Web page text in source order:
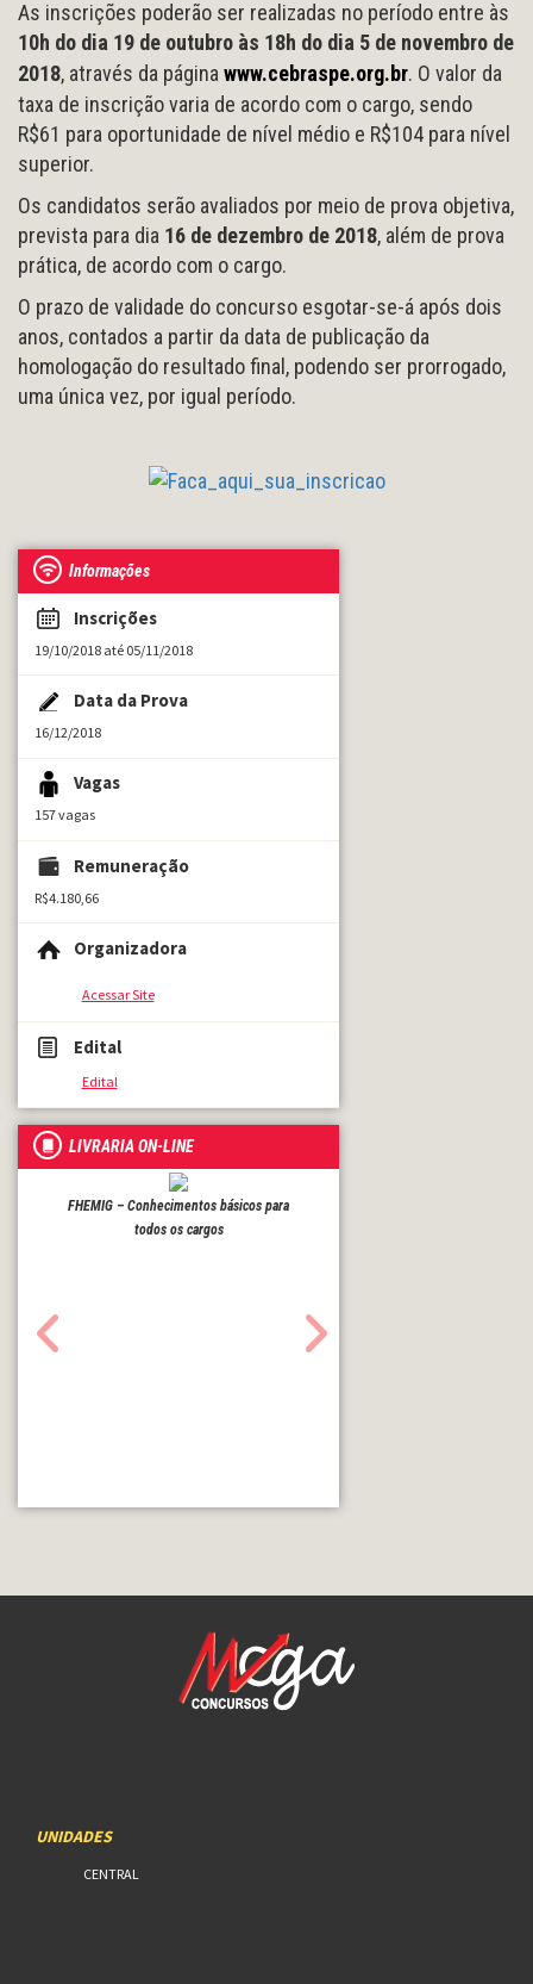
As inscrições poderão ser realizadas no período entre às
10h do dia 19 de outubro às 18h do dia 5 de novembro de
2018, através da página www.cebraspe.org.br. O valor da
taxa de inscrição varia de acordo com o cargo, sendo
R$61 para oportunidade de nível médio e R$104 para nível
superior.
Os candidatos serão avaliados por meio de prova objetiva,
prevista para dia 16 de dezembro de 2018, além de prova
prática, de acordo com o cargo.
O prazo de validade do concurso esgotar-se-á após dois
anos, contados a partir da data de publicação da
homologação do resultado final, podendo ser prorrogado,
uma única vez, por igual período.
Informações
Inscrições
19/10/2018 até 05/11/2018
Data da Prova
16/12/2018
Vagas
157 vagas
Remuneração
R$4.180,66
Organizadora
Acessar Site
Edital
Edital
LIVRARIA ON-LINE
FHEMIG – Conhecimentos básicos para
todos os cargos
UNIDADES
CENTRAL